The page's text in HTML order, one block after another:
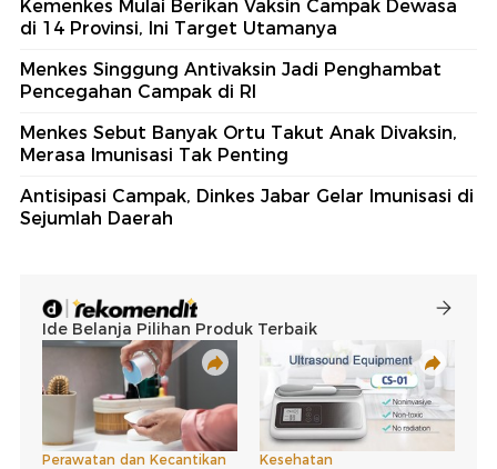
Kemenkes Mulai Berikan Vaksin Campak Dewasa
di 14 Provinsi, Ini Target Utamanya
Menkes Singgung Antivaksin Jadi Penghambat
Pencegahan Campak di RI
Menkes Sebut Banyak Ortu Takut Anak Divaksin,
Merasa Imunisasi Tak Penting
Antisipasi Campak, Dinkes Jabar Gelar Imunisasi di
Sejumlah Daerah